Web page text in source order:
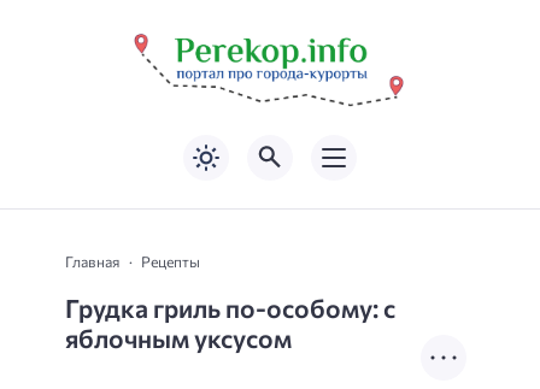
Главная Рецепты
Грудка гриль по-особому: с
яблочным уксусом